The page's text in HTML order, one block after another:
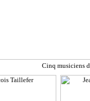
Cinq musiciens